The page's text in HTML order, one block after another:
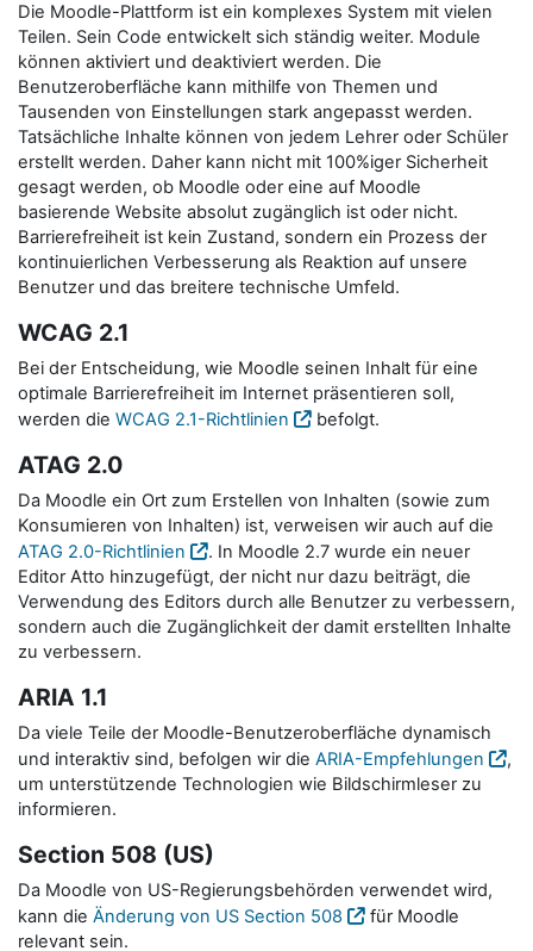
Die Moodle-Plattform ist ein komplexes System mit vielen
Teilen. Sein Code entwickelt sich ständig weiter. Module
können aktiviert und deaktiviert werden. Die
Benutzeroberfläche kann mithilfe von Themen und
Tausenden von Einstellungen stark angepasst werden.
Tatsächliche Inhalte können von jedem Lehrer oder Schüler
erstellt werden. Daher kann nicht mit 100%iger Sicherheit
gesagt werden, ob Moodle oder eine auf Moodle
basierende Website absolut zugänglich ist oder nicht.
Barrierefreiheit ist kein Zustand, sondern ein Prozess der
kontinuierlichen Verbesserung als Reaktion auf unsere
Benutzer und das breitere technische Umfeld.
WCAG 2.1
Bei der Entscheidung, wie Moodle seinen Inhalt für eine
optimale Barrierefreiheit im Internet präsentieren soll,
werden die WCAG 2.1-Richtlinien befolgt.
ATAG 2.0
Da Moodle ein Ort zum Erstellen von Inhalten (sowie zum
Konsumieren von Inhalten) ist, verweisen wir auch auf die
ATAG 2.0-Richtlinien
. In Moodle 2.7 wurde ein neuer
Editor Atto hinzugefügt, der nicht nur dazu beiträgt, die
Verwendung des Editors durch alle Benutzer zu verbessern,
sondern auch die Zugänglichkeit der damit erstellten Inhalte
zu verbessern.
ARIA 1.1
Da viele Teile der Moodle-Benutzeroberfläche dynamisch
und interaktiv sind, befolgen wir die ARIA-Empfehlungen
,
um unterstützende Technologien wie Bildschirmleser zu
informieren.
Section 508 (US)
Da Moodle von US-Regierungsbehörden verwendet wird,
kann die Änderung von US Section 508
für Moodle
relevant sein.